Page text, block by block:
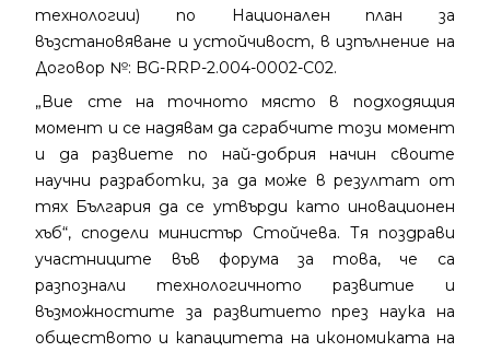
технологии) по Национален план за
възстановяване и устойчивост, в изпълнение на
Договор №: BG-RRP-2.004-0002-C02.
„Вие сте на точното място в подходящия
момент и се надявам да сграбчите този момент
и да развиете по най-добрия начин своите
научни разработки, за да може в резултат от
тях България да се утвърди като иновационен
хъб“, сподели министър Стойчева. Тя поздрави
участниците във форума за това, че са
разпознали технологичното развитие и
възможностите за развитието през наука на
обществото и капацитета на икономиката на